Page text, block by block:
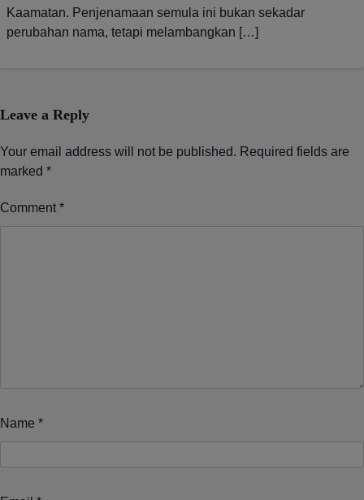
Kaamatan. Penjenamaan semula ini bukan sekadar
perubahan nama, tetapi melambangkan […]
Leave a Reply
Your email address will not be published. Required fields are
marked *
Comment *
Name *